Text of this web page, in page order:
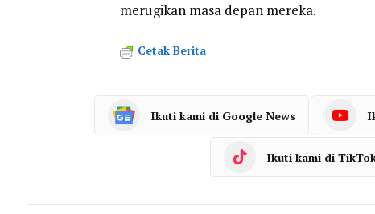
merugikan masa depan mereka.
Cetak Berita
Ikuti kami di Google News
Ikuti kami di